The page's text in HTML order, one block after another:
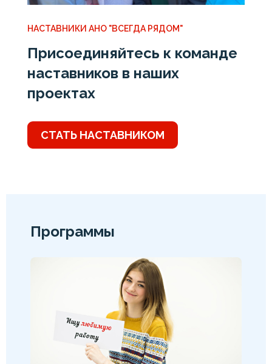
НАСТАВНИКИ АНО "ВСЕГДА РЯДОМ"
Присоединяйтесь к команде
наставников в наших
проектах
СТАТЬ НАСТАВНИКОМ
Программы